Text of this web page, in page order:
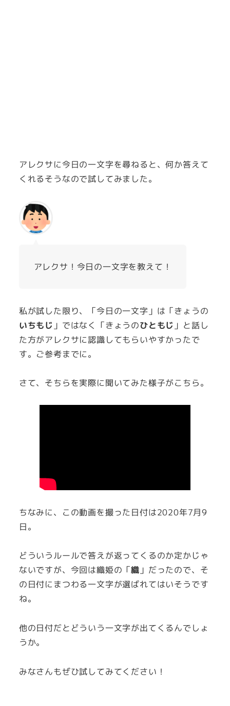
アレクサに今日の一文字を尋ねると、何か答えて
くれるそうなので試してみました。
アレクサ！今日の一文字を教えて！
私が試した限り、「今日の一文字」は「きょうの
いちもじ 」ではなく「きょうのひともじ 」と話し
た方がアレクサに認識してもらいやすかったで
す。ご参考までに。
さて、そちらを実際に聞いてみた様子がこちら。
ちなみに、この動画を撮った日付は2020年7月9
日。
どういうルールで答えが返ってくるのか定かじゃ
ないですが、今回は織姫の「織 」だったので、そ
の日付にまつわる一文字が選ばれてはいそうです
ね。
他の日付だとどういう一文字が出てくるんでしょ
うか。
みなさんもぜひ試してみてください！